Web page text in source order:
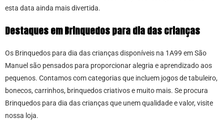
esta data ainda mais divertida.
Destaques em Brinquedos para dia das crianças
Os Brinquedos para dia das crianças disponíveis na 1A99 em São
Manuel são pensados para proporcionar alegria e aprendizado aos
pequenos. Contamos com categorias que incluem jogos de tabuleiro,
bonecos, carrinhos, brinquedos criativos e muito mais. Se procura
Brinquedos para dia das crianças que unem qualidade e valor, visite
nossa loja.